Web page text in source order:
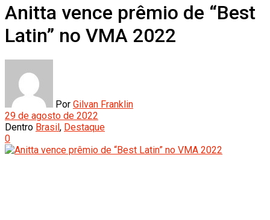
Anitta vence prêmio de “Best
Latin” no VMA 2022
Por Gilvan Franklin
29 de agosto de 2022
Dentro Brasil , Destaque
0